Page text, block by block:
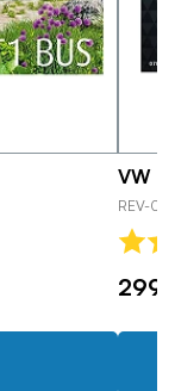
VW
REV-